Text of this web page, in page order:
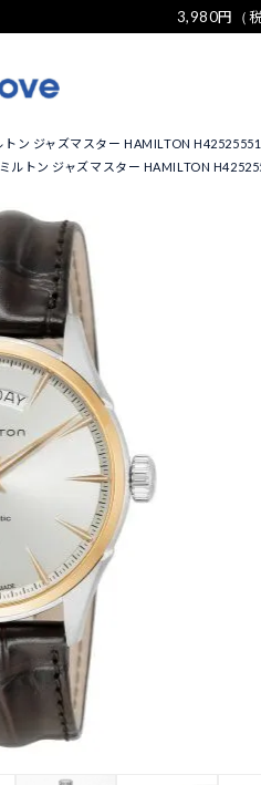
3,980円（
トン ジャズマスター HAMILTON
ルトン ジャズマスター HAMILTON